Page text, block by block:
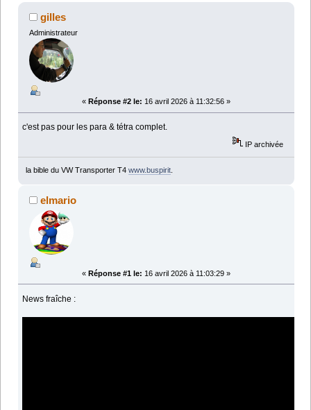
gilles
Administrateur
« Réponse #2 le: 16 avril 2026 à 11:32:56 »
c'est pas pour les para & tétra complet.
IP archivée
la bible du VW Transporter T4 www.buspirit.
elmario
« Réponse #1 le: 16 avril 2026 à 11:03:29 »
News fraîche :